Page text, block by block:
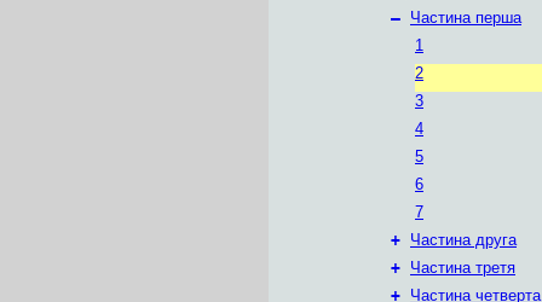
– Частина перша
1
2
3
4
5
6
7
+ Частина друга
+ Частина третя
+ Частина четверта